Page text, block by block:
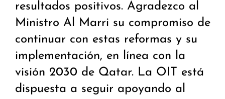
resultados positivos. Agradezco al
Ministro Al Marri su compromiso de
continuar con estas reformas y su
implementación, en línea con la
visión 2030 de Qatar. La OIT está
dispuesta a seguir apoyando al